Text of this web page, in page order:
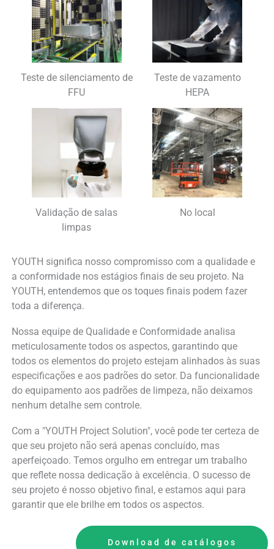
Teste de silenciamento de
FFU
Teste de vazamento
HEPA
Validação de salas
limpas
No local
YOUTH significa nosso compromisso com a qualidade e
a conformidade nos estágios finais de seu projeto. Na
YOUTH, entendemos que os toques finais podem fazer
toda a diferença.
Nossa equipe de Qualidade e Conformidade analisa
meticulosamente todos os aspectos, garantindo que
todos os elementos do projeto estejam alinhados às suas
especificações e aos padrões do setor. Da funcionalidade
do equipamento aos padrões de limpeza, não deixamos
nenhum detalhe sem controle.
Com a "YOUTH Project Solution", você pode ter certeza de
que seu projeto não será apenas concluído, mas
aperfeiçoado. Temos orgulho em entregar um trabalho
que reflete nossa dedicação à excelência. O sucesso de
seu projeto é nosso objetivo final, e estamos aqui para
garantir que ele brilhe em todos os aspectos.
Download de catálogos